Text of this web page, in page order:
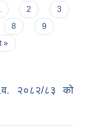
2
3
8
9
»
२०८२/८३ को